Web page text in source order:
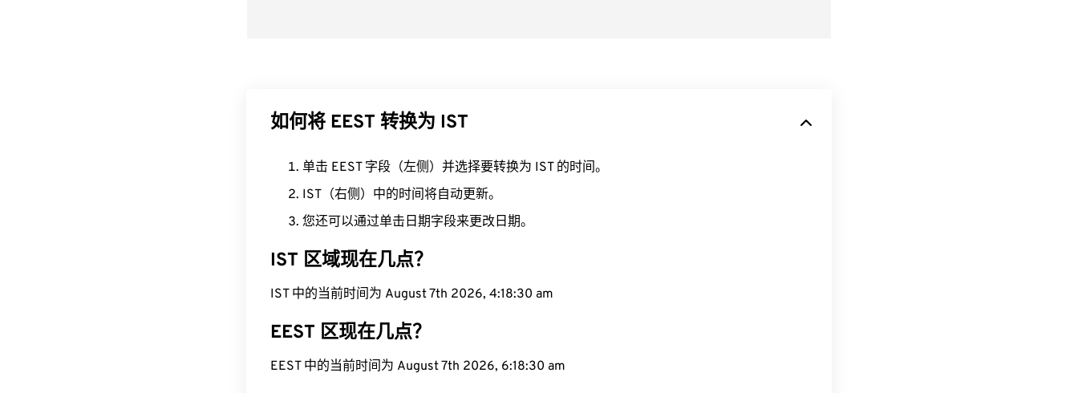
如何将 EEST 转换为 IST
单击 EEST 字段（左侧）并选择要转换为 IST 的时间。
IST（右侧）中的时间将自动更新。
您还可以通过单击日期字段来更改日期。
IST 区域现在几点？
IST 中的当前时间为 August 7th 2026, 4:18:31 am
EEST 区现在几点？
EEST 中的当前时间为 August 7th 2026, 6:18:31 am